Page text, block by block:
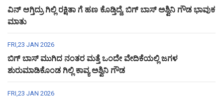
ವಿನ್ ಆಗ್ತಿದ್ರು ಗಿಲ್ಲಿ ರಕ್ಷಿತಾ ಗೆ ಹಣ ಕೊಡ್ತಿದ್ದೆ, ಬಿಗ್ ಬಾಸ್ ಅಶ್ವಿನಿ ಗೌಡ ಭಾವುಕ
ಮಾತು
FRI,23 JAN 2026
ಬಿಗ್ ಬಾಸ್ ಮುಗಿದ ನಂತರ ಮತ್ತೆ ಒಂದೇ ವೇದಿಕೆಯಲ್ಲಿ ಜಗಳ
ಶುರುಮಾಡಿಕೊಂಡ ಗಿಲ್ಲಿ ಕಾವ್ಯ ಅಶ್ವಿನಿ ಗೌಡ
FRI,23 JAN 2026